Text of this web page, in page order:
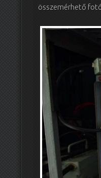
összemérhető